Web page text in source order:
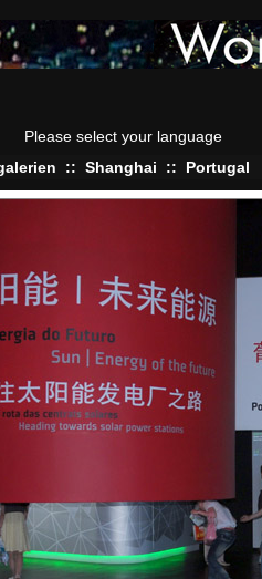
Please select your language
:: Shanghai :: Portugal